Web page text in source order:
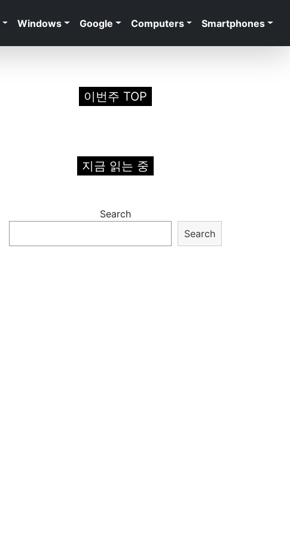
Windows Google Computers Smartphones
이번주 TOP
지금 읽는 중
Search
Search